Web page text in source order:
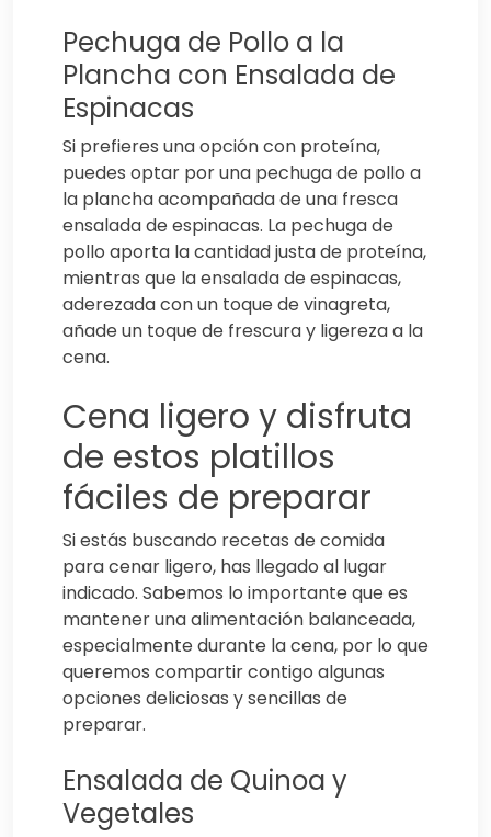
Pechuga de Pollo a la
Plancha con Ensalada de
Espinacas
Si prefieres una opción con proteína,
puedes optar por una pechuga de pollo a
la plancha acompañada de una fresca
ensalada de espinacas. La pechuga de
pollo aporta la cantidad justa de proteína,
mientras que la ensalada de espinacas,
aderezada con un toque de vinagreta,
añade un toque de frescura y ligereza a la
cena.
Cena ligero y disfruta
de estos platillos
fáciles de preparar
Si estás buscando recetas de comida
para cenar ligero, has llegado al lugar
indicado. Sabemos lo importante que es
mantener una alimentación balanceada,
especialmente durante la cena, por lo que
queremos compartir contigo algunas
opciones deliciosas y sencillas de
preparar.
Ensalada de Quinoa y
Vegetales